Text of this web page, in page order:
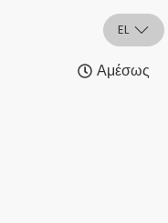
EL
Αμέσως